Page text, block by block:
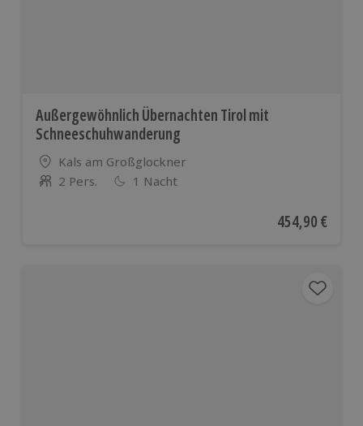
Außergewöhnlich Übernachten Tirol mit
Schneeschuhwanderung
Standort
Kals am Großglockner
Anzahl der Teilnehmer
2 Pers. 1 Nacht
Aktueller Preis
454,90 €